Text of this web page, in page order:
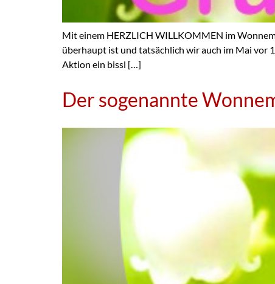
Mit einem HERZLICH WILLKOMMEN im
überhaupt ist und tatsächlich wir auch im Mai vor
Aktion ein bissl […]
Der sogenannte